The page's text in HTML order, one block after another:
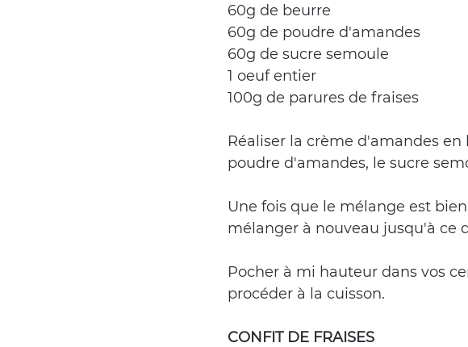
60g de beurre
60g de poudre d'amandes
60g de sucre semoule
1 oeuf entier
100g de parures de fraises
Réaliser la crème d'amandes
poudre d'amandes, le sucre
Une fois que le mélange est
mélanger à nouveau jusqu'à ce
Pocher à mi hauteur dans vos
procéder à la cuisson.
CONFIT DE FRAISES